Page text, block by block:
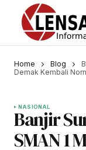
Home Blog
Demak Kembali
NASIONAL
Banjir
SMAN 1